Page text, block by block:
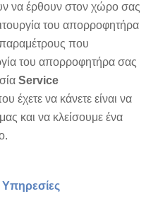
να έρθουν στον χώρο σας
του απορροφητήρα
που
του απορροφητήρα σας
Service
έχετε να κάνετε είναι να
και να κλείσουμε ένα